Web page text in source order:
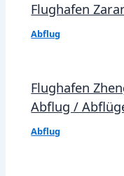
Flughafen
Abflug
Flughafen
Abflug /
Abflug